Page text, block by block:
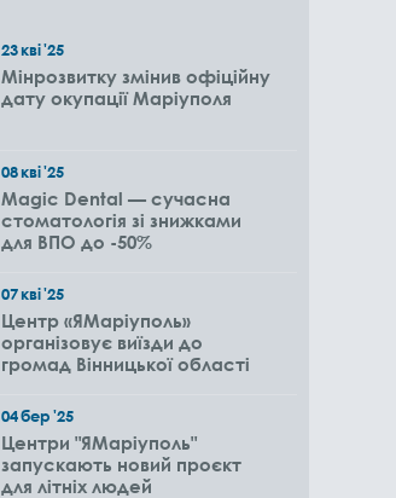
23кві'25
Мінрозвитку змінив офіційну
дату окупації Маріуполя
08кві'25
Magic Dental — сучасна
стоматологія зі знижками
для ВПО до -50%
07кві'25
Центр «ЯМаріуполь»
організовує виїзди до
громад Вінницької області
04бер'25
Центри "ЯМаріуполь"
запускають новий проєкт
для літніх людей